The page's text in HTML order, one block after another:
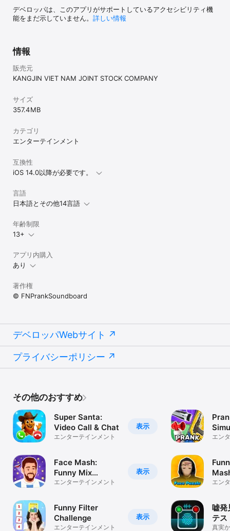
デベロッパは、このアプリがサポートしているアクセシビリティ機
能をまだ示していません。 詳しい情報
情報
販売元
KANGJIN VIET NAM JOINT STOCK COMPANY
サイズ
357.4 MB
カテゴリ
エンターテインメント
互換性
iOS 14.0以降が必要です。
言語
日本語とその他14言語
年齢制限
13+
アプリ内購入
あり
著作権
© FNPrankSoundboard
デベロッパWebサイト
プライバシーポリシー
その他のおすすめ
表示
Super Santa:
Video Call & Chat
エンターテインメント
表示
Face Mash:
Funny Mix
Challenge
エンターテインメント
表示
Funny Filter
Challenge
エンターテインメント
エン
エン
嘘発
テス
真実